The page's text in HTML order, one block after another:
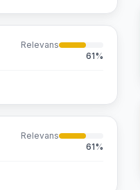
Relevans
61%
Relevans
61%